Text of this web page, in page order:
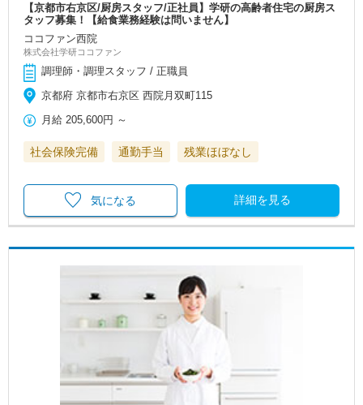
【京都市右京区/厨房スタッフ/正社員】学研の高齢者住宅の厨房ス
タッフ募集！【給食業務経験は問いません】
ココファン西院
株式会社学研ココファン
調理師・調理スタッフ / 正職員
京都府 京都市右京区 西院月双町115
月給 205,600円 ～
社会保険完備 通勤手当 残業ほぼなし
詳細を見る
気になる